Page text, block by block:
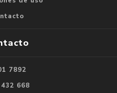
7892
668